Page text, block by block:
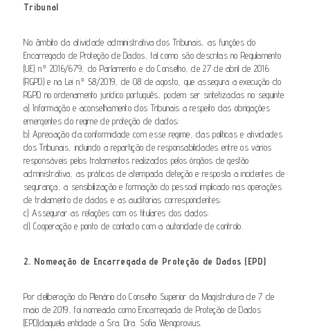
Tribunal
No âmbito da atividade administrativa dos Tribunais, as funções do
Encarregado de Proteção de Dados, tal como são descritas no Regulamento
(UE) n.º 2016/679, do Parlamento e do Conselho, de 27 de abril de 2016
(RGPD) e na Lei n.º 58/2019, de 08 de agosto, que assegura a execução do
RGPD no ordenamento jurídico português, podem ser sintetizadas no seguinte:
a) Informação e aconselhamento dos Tribunais a respeito das obrigações
emergentes do regime de proteção de dados;
b) Apreciação da conformidade com esse regime, das políticas e atividades
dos Tribunais, incluindo a repartição de responsabilidades entre os vários
responsáveis pelos tratamentos realizados pelos órgãos de gestão
administrativa, as práticas de atempada deteção e resposta a incidentes de
segurança, a sensibilização e formação do pessoal implicado nas operações
de tratamento de dados e as auditorias correspondentes;
c) Assegurar as relações com os titulares dos dados;
d) Cooperação e ponto de contacto com a autoridade de controlo.
2. Nomeação de Encarregada de Proteção de Dados (EPD)
Por deliberação do Plenário do Conselho Superior da Magistratura de 7 de
maio de 2019, foi nomeada como Encarregada de Proteção de Dados
(EPD)daquela entidade a Sra. Dra. Sofia Wengorovius.